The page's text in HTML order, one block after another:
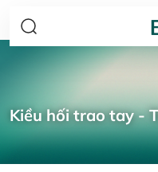
Kiều hối trao tay -